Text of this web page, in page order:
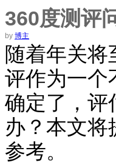
360度测评
by 博主
随着年关
评作为一个
确定了，评
办？本文
参考。